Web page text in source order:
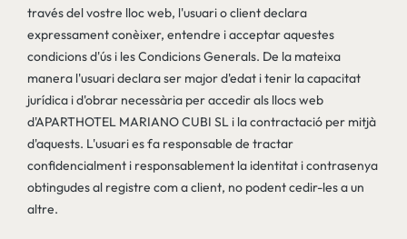
través del vostre lloc web, l'usuari o client declara
expressament conèixer, entendre i acceptar aquestes
condicions d'ús i les Condicions Generals. De la mateixa
manera l'usuari declara ser major d'edat i tenir la capacitat
jurídica i d'obrar necessària per accedir als llocs web
d'APARTHOTEL MARIANO CUBI SL i la contractació per mitjà
d'aquests. L'usuari es fa responsable de tractar
confidencialment i responsablement la identitat i contrasenya
obtingudes al registre com a client, no podent cedir-les a un
altre.